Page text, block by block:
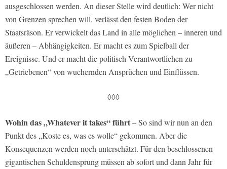
ausgeschlossen werden. An dieser Stelle wird deutlich: Wer nicht
von Grenzen sprechen will, verlässt den festen Boden der
Staatsräson. Er verwickelt das Land in alle möglichen – inneren und
äußeren – Abhängigkeiten. Er macht es zum Spielball der
Ereignisse. Und er macht die politisch Verantwortlichen zu
„Getriebenen“ von wuchernden Ansprüchen und Einflüssen.
◊◊◊
Wohin das „Whatever it takes“ führt– So sind wir nun an den
Punkt des „Koste es, was es wolle“ gekommen. Aber die
Konsequenzen werden noch unterschätzt. Für den beschlossenen
gigantischen Schuldensprung müssen ab sofort und dann Jahr für